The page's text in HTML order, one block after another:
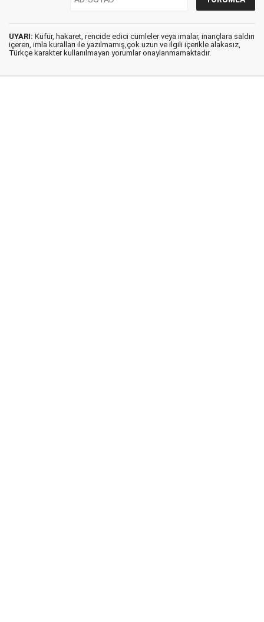
UYARI: Küfür, hakaret, rencide edici cümleler veya imalar, inançlara saldırı
içeren, imla kuralları ile yazılmamış,çok uzun ve ilgili içerikle alakasız,
Türkçe karakter kullanılmayan yorumlar onaylanmamaktadır.